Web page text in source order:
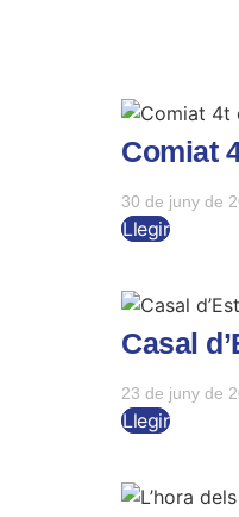
Comiat
30 de juny de
Llegir
Casal
23 de juny de
Llegir